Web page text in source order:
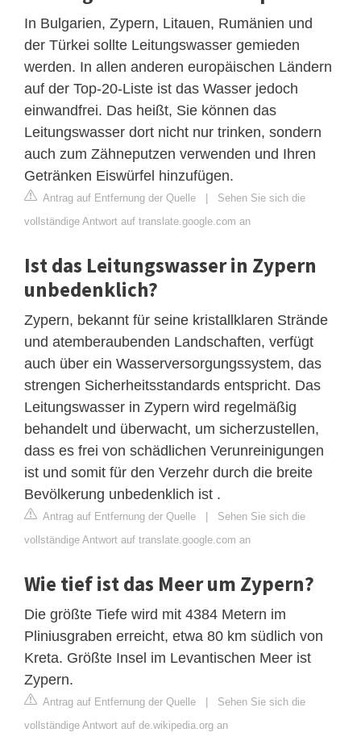
In Bulgarien, Zypern, Litauen, Rumänien und
der Türkei sollte Leitungswasser gemieden
werden. In allen anderen europäischen Ländern
auf der Top-20-Liste ist das Wasser jedoch
einwandfrei. Das heißt, Sie können das
Leitungswasser dort nicht nur trinken, sondern
auch zum Zähneputzen verwenden und Ihren
Getränken Eiswürfel hinzufügen.
Antrag auf Entfernung der Quelle | Sehen Sie sich die
vollständige Antwort auf translate.google.com an
Ist das Leitungswasser in Zypern
unbedenklich?
Zypern, bekannt für seine kristallklaren Strände
und atemberaubenden Landschaften, verfügt
auch über ein Wasserversorgungssystem, das
strengen Sicherheitsstandards entspricht. Das
Leitungswasser in Zypern wird regelmäßig
behandelt und überwacht, um sicherzustellen,
dass es frei von schädlichen Verunreinigungen
ist und somit für den Verzehr durch die breite
Bevölkerung unbedenklich ist .
Antrag auf Entfernung der Quelle | Sehen Sie sich die
vollständige Antwort auf translate.google.com an
Wie tief ist das Meer um Zypern?
Die größte Tiefe wird mit 4384 Metern im
Pliniusgraben erreicht, etwa 80 km südlich von
Kreta. Größte Insel im Levantischen Meer ist
Zypern.
Antrag auf Entfernung der Quelle | Sehen Sie sich die
vollständige Antwort auf de.wikipedia.org an